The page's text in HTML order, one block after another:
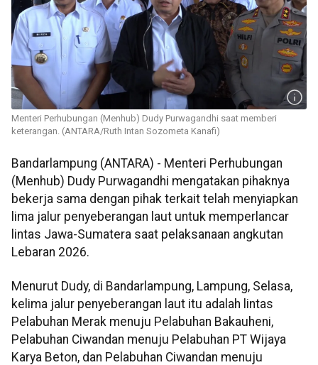
Menteri Perhubungan (Menhub) Dudy Purwagandhi saat memberi
keterangan. (ANTARA/Ruth Intan Sozometa Kanafi)
Bandarlampung (ANTARA) - Menteri Perhubungan
(Menhub) Dudy Purwagandhi mengatakan pihaknya
bekerja sama dengan pihak terkait telah menyiapkan
lima jalur penyeberangan laut untuk memperlancar
lintas Jawa-Sumatera saat pelaksanaan angkutan
Lebaran 2026.
Menurut Dudy, di Bandarlampung, Lampung, Selasa,
kelima jalur penyeberangan laut itu adalah lintas
Pelabuhan Merak menuju Pelabuhan Bakauheni,
Pelabuhan Ciwandan menuju Pelabuhan PT Wijaya
Karya Beton, dan Pelabuhan Ciwandan menuju